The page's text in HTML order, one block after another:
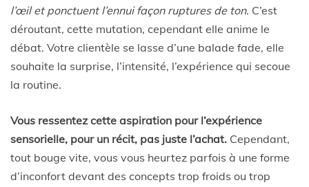
l’œil et ponctuent l’ennui façon ruptures de ton. C’est
déroutant, cette mutation, cependant elle anime le
débat. Votre clientèle se lasse d’une balade fade, elle
souhaite la surprise, l’intensité, l’expérience qui secoue
la routine.
Vous ressentez cette aspiration pour l’expérience
sensorielle, pour un récit, pas juste l’achat. Cependant,
tout bouge vite, vous vous heurtez parfois à une forme
d’inconfort devant des concepts trop froids ou trop